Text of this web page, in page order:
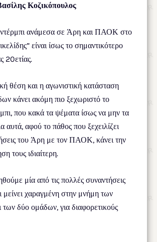
Κοζικόπουλος
ανάμεσα σε Άρη και ΠΑΟΚ στο
είναι ίσως το σημαντικότερο
20ετίας.
θέση και η αγωνιστική κατάσταση
κάνει ακόμη πιο ξεχωριστό το
που κακά τα ψέματα ίσως να μην τα
αυτά, αφού το πάθος που ξεχειλίζει
του Άρη με τον ΠΑΟΚ, κάνει την
τους ιδιαίτερη.
μία από τις πολλές συναντήσεις
μείνει χαραγμένη στην μνήμη των
των δύο ομάδων, για διαφορετικούς